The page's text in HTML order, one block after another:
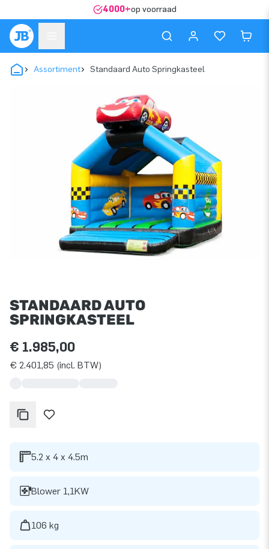
4000+op voorraad
Assortiment Standaard Auto Springkasteel
STANDAARD AUTO
SPRINGKASTEEL
€ 1.985,00
€ 2.401,85 (incl. BTW)
5.2 x 4 x 4.5m
Blower 1,1KW
106 kg